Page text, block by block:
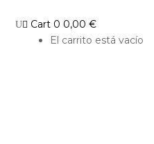
Cart 0 0,00 €
El carrito está vacío